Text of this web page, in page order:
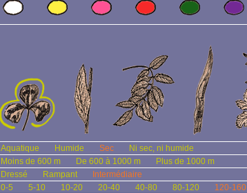
Aquatique Humide Sec
Ni sec, ni humide
Moins de 600 m De 600 à 1000 m
Plus de 1000 m
Dressé Rampant
Intermédiaire
0-5 5-10 10-20 20-40 40-80 80-120 120-160